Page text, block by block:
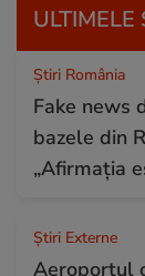
ULTIMELE
Știri România
Fake news
bazele din
„Afirmația
Știri Externe
Aeroportul